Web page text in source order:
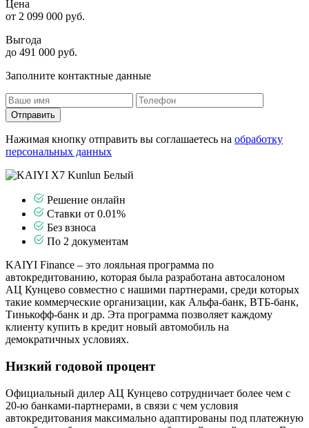
Цена
от 2 099 000 руб.
Выгода
до 491 000 руб.
Заполните контактные данные
Отправить
Нажимая кнопку отправить вы соглашаетесь на обработку
персональных данных
Решение онлайн
Ставки от 0.01%
Без взноса
По 2 документам
KAIYI Finance – это лояльная программа по
автокредитованию, которая была разработана автосалоном
АЦ Кунцево совместно с нашими партнерами, среди которых
такие коммерческие организации, как Альфа-банк, ВТБ-банк,
Тинькофф-банк и др. Эта программа позволяет каждому
клиенту купить в кредит новый автомобиль на
демократичных условиях.
Низкий годовой процент
Официальный дилер АЦ Кунцево сотрудничает более чем с
20-ю банками-партнерами, в связи с чем условия
автокредитования максимально адаптированы под платежную